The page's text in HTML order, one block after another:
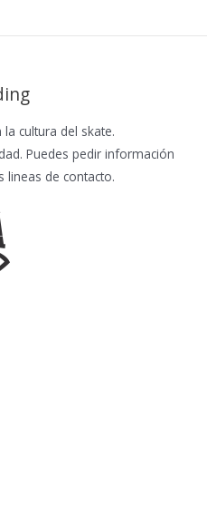
cultura del skate.
Puedes pedir información
lineas de contacto.